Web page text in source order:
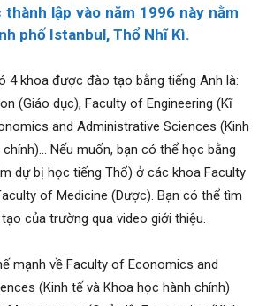
lập vào năm 1996 này nằm
phố Istanbul, Thổ Nhĩ Kì.
4 khoa được đào tạo bằng tiếng Anh là:
(Giáo dục), Faculty of Engineering (Kĩ
and Administrative Sciences (Kinh
chính)… Nếu muốn, bạn có thể học bằng
dự bị học tiếng Thổ) ở các khoa Faculty
of Medicine (Dược). Bạn có thể tìm
của trường qua video giới thiệu.
mạnh về Faculty of Economics and
(Kinh tế và Khoa học hành chính)